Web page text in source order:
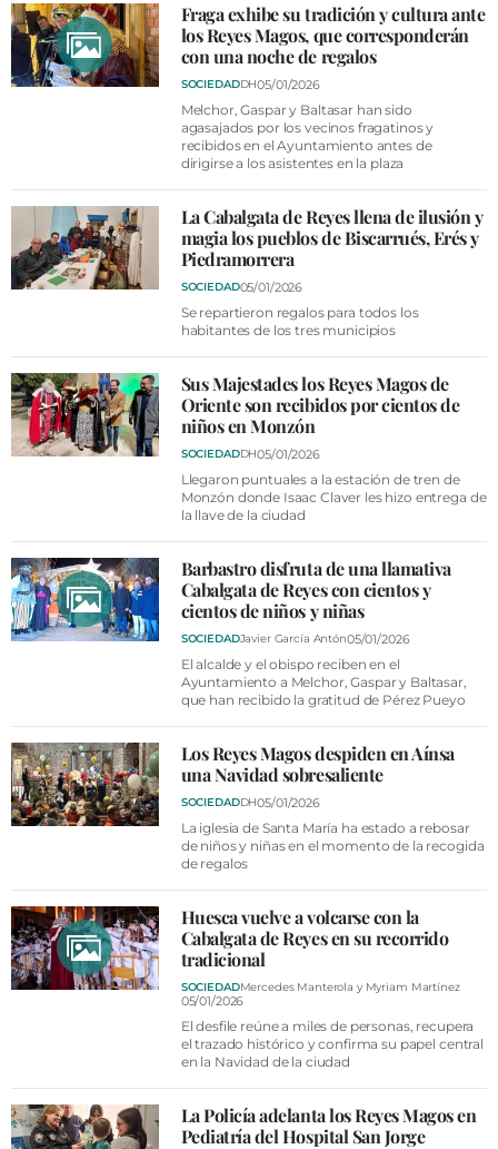
Fraga exhibe su tradición y cultura ante
los Reyes Magos, que corresponderán
con una noche de regalos
SOCIEDADDH05/01/2026
Melchor, Gaspar y Baltasar han sido
agasajados por los vecinos fragatinos y
recibidos en el Ayuntamiento antes de
dirigirse a los asistentes en la plaza
La Cabalgata de Reyes llena de ilusión y
magia los pueblos de Biscarrués, Erés y
Piedramorrera
SOCIEDAD05/01/2026
Se repartieron regalos para todos los
habitantes de los tres municipios
Sus Majestades los Reyes Magos de
Oriente son recibidos por cientos de
niños en Monzón
SOCIEDADDH05/01/2026
Llegaron puntuales a la estación de tren de
Monzón donde Isaac Claver les hizo entrega de
la llave de la ciudad
Barbastro disfruta de una llamativa
Cabalgata de Reyes con cientos y
cientos de niños y niñas
SOCIEDADJavier García Antón05/01/2026
El alcalde y el obispo reciben en el
Ayuntamiento a Melchor, Gaspar y Baltasar,
que han recibido la gratitud de Pérez Pueyo
Los Reyes Magos despiden en Aínsa
una Navidad sobresaliente
SOCIEDADDH05/01/2026
La iglesia de Santa María ha estado a rebosar
de niños y niñas en el momento de la recogida
de regalos
Huesca vuelve a volcarse con la
Cabalgata de Reyes en su recorrido
tradicional
SOCIEDADMercedes Manterola y Myriam Martínez
05/01/2026
El desfile reúne a miles de personas, recupera
el trazado histórico y confirma su papel central
en la Navidad de la ciudad
La Policía adelanta los Reyes Magos en
Pediatría del Hospital San Jorge